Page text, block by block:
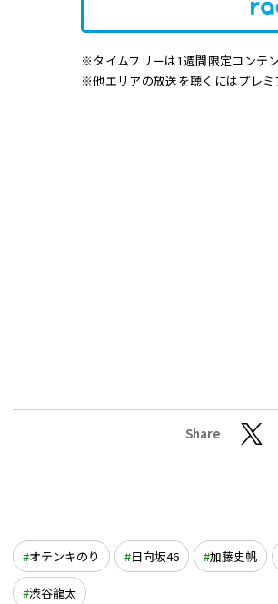
※タイムフリーは1週間限定コンテン
※他エリアの放送を聴くにはプレミ
Share
オテンキのり 日向坂46 加藤史帆
渋谷龍太